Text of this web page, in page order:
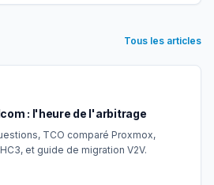
Tous les articles
: l'heure de l'arbitrage
TCO comparé Proxmox,
et guide de migration V2V.